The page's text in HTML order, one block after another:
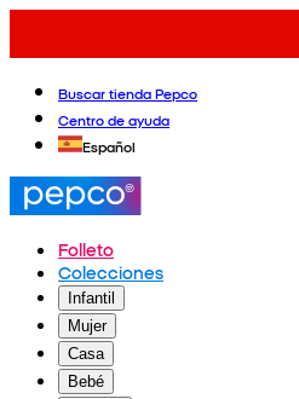
Buscar tienda Pepco
Centro de ayuda
Español
Folleto
Colecciones
Infantil
Mujer
Casa
Bebé